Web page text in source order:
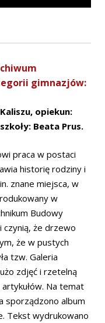
gimnazjów:
opiekun:
Beata Prus.
praca w postaci
historię rodziny i
znane miejsca, w
w
Budowy
czynią, że drzewo
że w pustych
tzw. Galeria
zdjęć i rzetelną
Na temat
sporządzono album
Tekst wydrukowano